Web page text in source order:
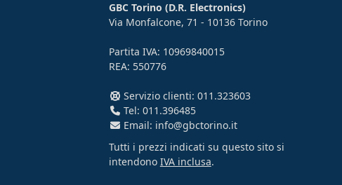
GBC Torino (D.R. Electronics)
Via Monfalcone, 71 - 10136 Torino
Partita IVA: 10969840015
REA: 550776
Servizio clienti: 011.323603
Tel: 011.396485
Email: info@gbctorino.it
Tutti i prezzi indicati su questo sito si
intendono IVA inclusa.